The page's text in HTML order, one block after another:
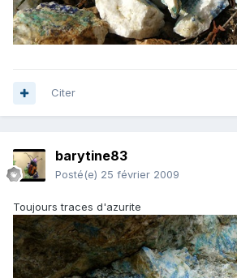
Citer
barytine83
Posté(e) 25 février 2009
Toujours traces d'azurite